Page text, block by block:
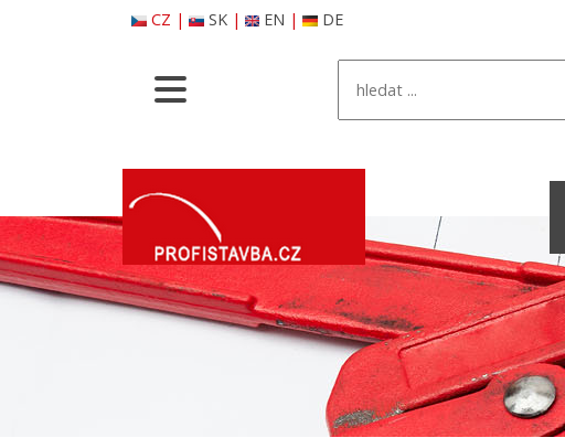
CZ | SK| EN | DE